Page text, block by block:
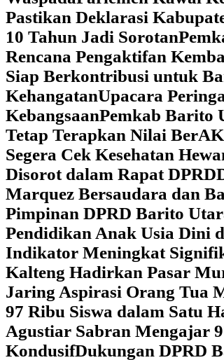
Pastikan Deklarasi
10 Tahun Jadi Sorotan
Rencana Pengaktifan
Siap Berkontribusi untuk
KehangatanUpacara
KebangsaanPemkab Barito
Tetap Terapkan Nilai
Segera Cek Kesehatan
Disorot dalam Rapat DPRD
Marquez Bersaudara dan
Pimpinan DPRD Barito
Pendidikan Anak Usia Dini
Indikator Meningkat
Kalteng Hadirkan Pasar
Jaring Aspirasi Orang Tua
97 Ribu Siswa dalam Satu
Agustiar Sabran Mengajar
KondusifDukungan DPRD